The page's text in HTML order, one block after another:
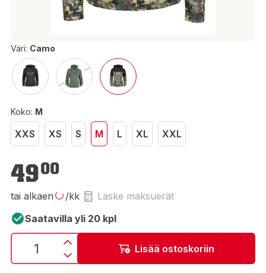
Väri: Camo
Koko: M
XXS XS S M L XL XXL
4900
tai alkaen /kk
Laske maksuerät
Saatavilla yli 20 kpl
Lisää ostoskoriin